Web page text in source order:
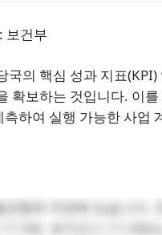
보건부
의 핵심 성과 지표
확보하는 것입니다. 이
하여 실행 가능한 사업
형에 직면해 있습니다.
명, 호치민시 17.4명)